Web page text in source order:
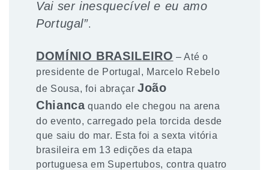
Vai ser inesquecível e eu amo
Portugal”.
DOMÍNIO BRASILEIRO – Até o
presidente de Portugal, Marcelo Rebelo
de Sousa, foi abraçarJoão
Chiancaquando ele chegou na arena
do evento, carregado pela torcida desde
que saiu do mar. Esta foi a sexta vitória
brasileira em 13 edições da etapa
portuguesa em Supertubos, contra quatro